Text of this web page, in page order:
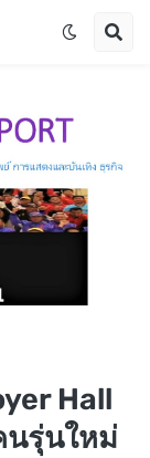
Hall
นรุ่นใหม่